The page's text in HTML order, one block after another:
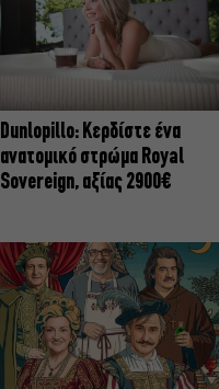
Dunlopillo: Κερδίστε ένα
ανατομικό στρώμα Royal
Sovereign, αξίας 2900€